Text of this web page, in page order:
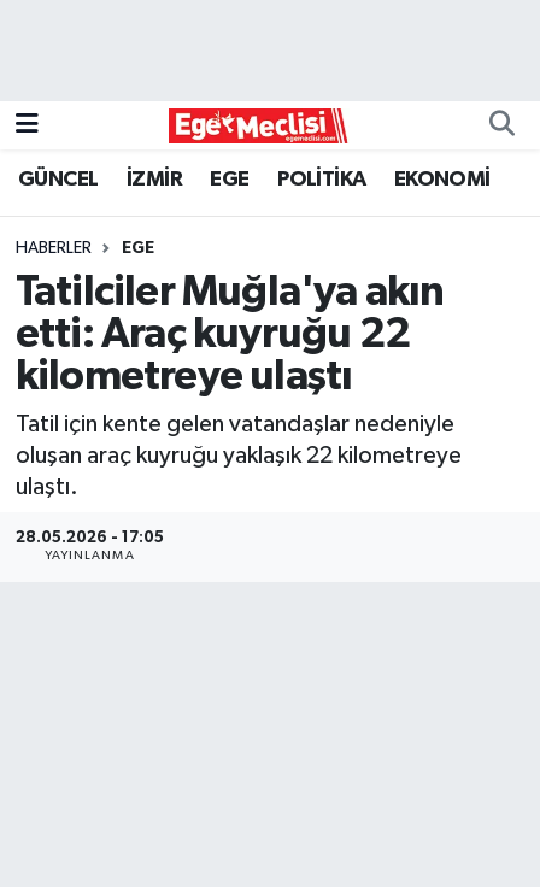
GÜNCEL İZMİR EGE POLİTİKA EKONOMİ
HABERLER EGE
Tatilciler Muğla'ya akın
etti: Araç kuyruğu 22
kilometreye ulaştı
Tatil için kente gelen vatandaşlar nedeniyle
oluşan araç kuyruğu yaklaşık 22 kilometreye
ulaştı.
28.05.2026 - 17:05
YAYINLANMA
GÜNCEL
İZMİR
ÖZEL HABER
Programlar